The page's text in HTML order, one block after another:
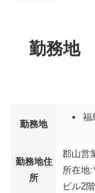
勤務地
勤務地
福
勤務地住
所
郡山営
所在地
ビル2階